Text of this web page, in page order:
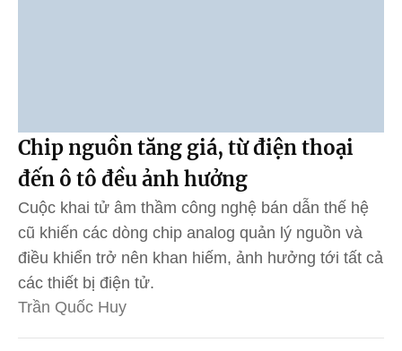
Chip nguồn tăng giá, từ điện thoại
đến ô tô đều ảnh hưởng
Cuộc khai tử âm thầm công nghệ bán dẫn thế hệ
cũ khiến các dòng chip analog quản lý nguồn và
điều khiển trở nên khan hiếm, ảnh hưởng tới tất cả
các thiết bị điện tử.
Trần Quốc Huy